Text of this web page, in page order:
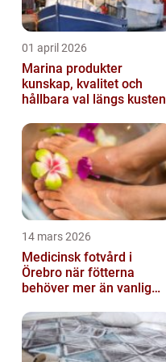
01 april 2026
Marina produkter
kunskap, kvalitet och
hållbara val längs kusten
14 mars 2026
Medicinsk fotvård i
Örebro när fötterna
behöver mer än vanlig